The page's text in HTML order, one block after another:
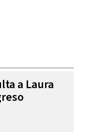
a Laura